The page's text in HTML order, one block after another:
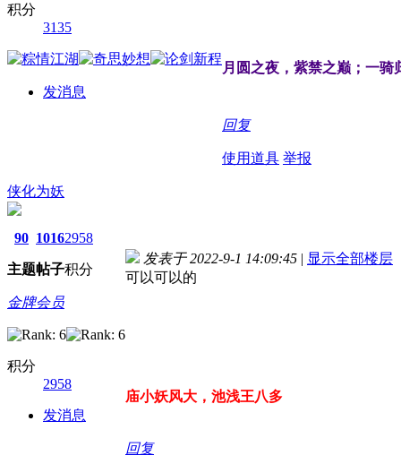
积分
3135
发消息
月圆之夜，紫禁之巅；一骑
回复
使用道具 举报
侠化为妖
90
主题
1016
帖子
2958
积分
金牌会员
积分
2958
发消息
发表于 2022-9-1 14:09:45 | 显示全部楼层
可以可以的
庙小妖风大，池浅王八多
回复